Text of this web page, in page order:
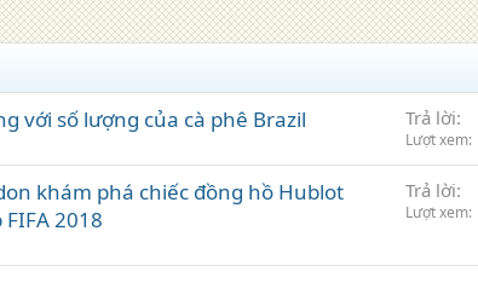
với số lượng của cà phê Brazil Trả lời
Lượt xem
khám phá chiếc đồng hồ Hublot
2018
Trả lời
Lượt xem